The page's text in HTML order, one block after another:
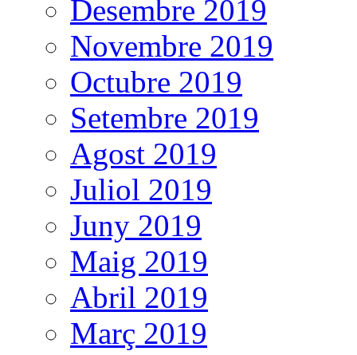
Desembre 2019
Novembre 2019
Octubre 2019
Setembre 2019
Agost 2019
Juliol 2019
Juny 2019
Maig 2019
Abril 2019
Març 2019